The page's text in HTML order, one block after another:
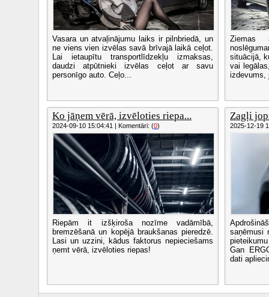
Vasara un atvaļinājumu laiks ir pilnbriedā, un
ne viens vien izvēlas savā brīvajā laikā ceļot.
Lai ietaupītu transportlīdzekļu izmaksas,
daudzi atpūtnieki izvēlas ceļot ar savu
personīgo auto. Ceļo...
Ziemas
situācijā,
vai
izdevums,
Ko jāņem vērā, izvēloties riepa...
2024-09-10 15:04:41 | Komentāri: (0)
Riepām it izšķiroša nozīme vadāmībā,
bremzēšanā un kopējā braukšanas pieredzē.
Lasi un uzzini, kādus faktorus nepieciešams
ņemt vērā, izvēloties riepas!
Zagļi
2025-12-19
saņēmusi
Gan
dati